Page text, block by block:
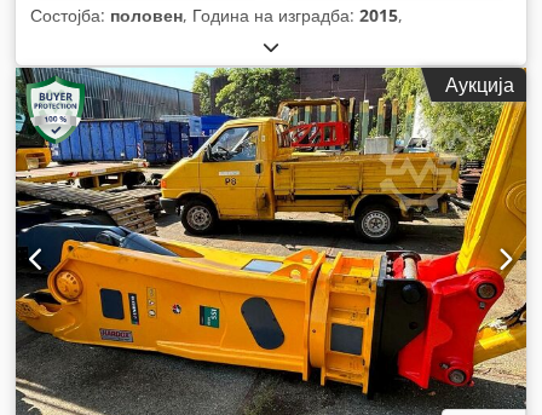
Состојба: половен, Година на изградба: 2015,
Аукција